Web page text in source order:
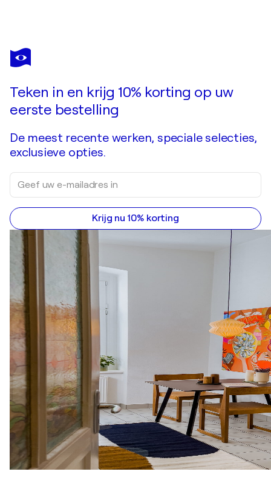
TOM BLOOD
Grillin' and Chillin'
Teken in en krijg 10% korting op uw
eerste bestelling
De meest recente werken, speciale selecties,
exclusieve opties.
Krijg nu 10% korting